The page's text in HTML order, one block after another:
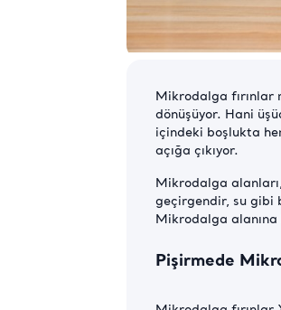
Mikrodalga fırınlar
dönüşüyor. Hani
içindeki boşlukta
açığa çıkıyor.
Mikrodalga
geçirgendir, su gibi
Mikrodalga alanına
Pişirmede